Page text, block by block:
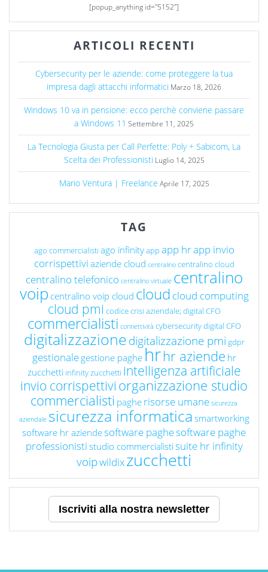
[popup_anything id="5152"]
ARTICOLI RECENTI
Cybersecurity per le aziende: come proteggere la tua
impresa dagli attacchi informatici Marzo 18, 2026
Windows 10 va in pensione: ecco perchè conviene passare
a Windows 11 Settembre 11, 2025
La Tecnologia Giusta per Call Perfette: Poly + Sabicom, La
Scelta dei Professionisti Luglio 14, 2025
Mario Ventura | Freelance Aprile 17, 2025
TAG
ago commercialisti ago infinityapp app hrapp invio
corrispettivi aziende cloud centralino centralino cloud
centralino telefonico centralino virtuale centralino
voip centralino voip cloud cloud cloud computing
cloud pmi codice crisi aziendale; digital CFO
commercialisti connettività cybersecuritydigital CFO
digitalizzazionedigitalizzazione pmi gdpr
gestionale gestione paghe hrhr aziende hr
zucchetti infinity zucchetti intelligenza artificiale
invio corrispettivi organizzazione studio
commercialisti paghe risorse umane sicurezza
aziendale sicurezza informatica smartworking
software hr aziendesoftware paghesoftware paghe
professionisti studio commercialisti suite hr infinity
voipwildixzucchetti
Iscriviti alla nostra newsletter